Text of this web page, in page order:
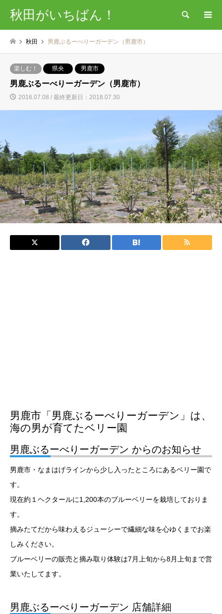
秋田がいちばん！ 検索
秋田 男鹿ぶるーべりーガーデン（男鹿市）
楽しむ！ 県央 男鹿市
男鹿ぶるーべりーガーデン（男鹿市）
2016.07.08 / 最終更新日：2018.07.30
男鹿市「男鹿ぶるーべりーガーデン」は、
海の男が育てたベリー園
男鹿ぶるーべりーガーデン からのお知らせ
男鹿市・なまはげラインから少し入ったところにあるベリー園で
す。
現在約１ヘクタールに1,200本のブルーベリーを栽培しておりま
す。
摘みたてだから味わえるジューシーで繊細な味を心ゆくまでお楽
しみください。
ブルーベリーの販売と摘み取り体験は7月上旬から8月上旬まで営
業いたしてます。
男鹿ぶるーべりーガーデン 店舗詳細